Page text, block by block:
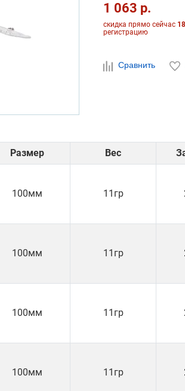
1 063 р.
скидка прямо сейчас
регистрацию
Сравнить
Размер Вес
100мм 11гр
100мм 11гр
100мм 11гр
100мм 11гр